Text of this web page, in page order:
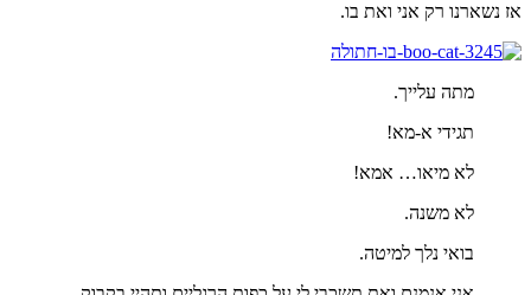
אז נשארנו רק אני ואת בו.
מתה עלייך.
תגידי א-מא!
לא מיאו… אמא!
לא משנה.
בואי נלך למיטה.